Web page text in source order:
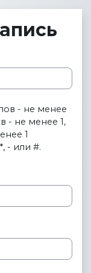
- не менее
- не менее 1,
1
- или #.